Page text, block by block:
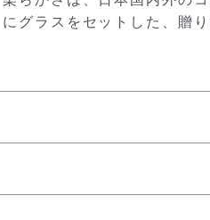
グラスをセットした、贈